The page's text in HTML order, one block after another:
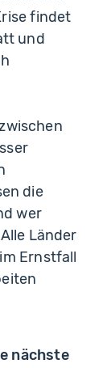
findet
und
die
wer
Länder
Ernstfall
nächste